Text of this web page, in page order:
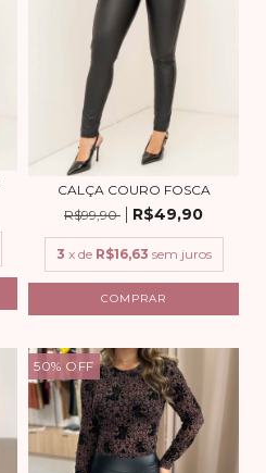
CALÇA COURO FOSCA
R$99,90
R$49,90
3 x de R$16,63 sem juros
COMPRAR
50% OFF